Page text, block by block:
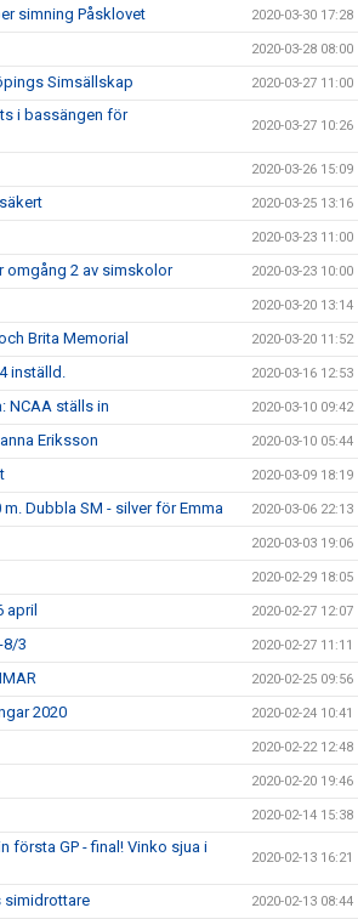
simning Påsklovet 2020-03-30 17:28
2020-03-28 08:00
Simsällskap 2020-03-27 11:00
i bassängen för
2020-03-27 10:26
2020-03-26 15:09
2020-03-25 13:16
2020-03-23 11:00
omgång 2 av simskolor 2020-03-23 10:00
2020-03-20 13:14
Brita Memorial 2020-03-20 11:52
inställd. 2020-03-16 12:53
NCAA ställs in 2020-03-10 09:42
Eriksson 2020-03-10 05:44
2020-03-09 18:19
Dubbla SM - silver för Emma 2020-03-06 22:13
2020-03-03 19:06
2020-02-29 18:05
april 2020-02-27 12:07
8/3 2020-02-27 11:11
2020-02-25 09:56
2020 2020-02-24 10:41
2020-02-22 12:48
2020-02-20 19:46
2020-02-14 15:38
första GP - final! Vinko sjua i
2020-02-13 16:21
simidrottare 2020-02-13 08:44